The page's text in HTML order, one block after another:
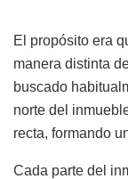
El propósito era
manera distinta
buscado
norte del
recta, formando
Cada parte del